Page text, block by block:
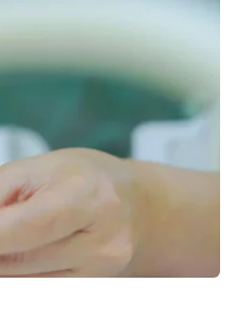
Australia lên án
đã cùng lên án vụ
đó cùng ngày tại quán
Sydney.